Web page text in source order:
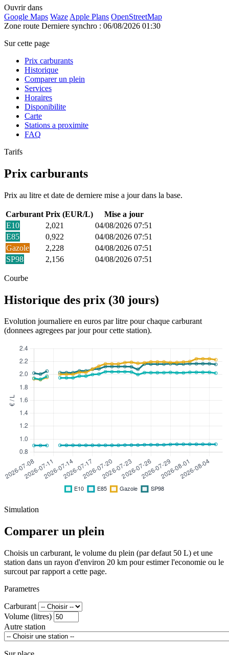
Ouvrir dans
Google Maps Waze Apple Plans OpenStreetMap
Zone route Derniere synchro : 06/08/2026 01:30
Sur cette page
Prix carburants
Historique
Comparer un plein
Services
Horaires
Disponibilite
Carte
Stations a proximite
FAQ
Tarifs
Prix carburants
Prix au litre et date de derniere mise a jour dans la base.
Carburant Prix (EUR/L)
Mise a jour
E10
2,021
04/08/2026 07:51
E85
0,922
04/08/2026 07:51
Gazole
2,228
04/08/2026 07:51
SP98
2,156 04/08/2026 07:51
Courbe
Historique des prix (30 jours)
Evolution journaliere en euros par litre pour chaque carburant
(donnees agregees par jour pour cette station).
Simulation
Comparer un plein
Choisis un carburant, le volume du plein (par defaut 50 L) et une
station dans un rayon d'environ 20 km pour estimer l'economie ou le
surcout par rapport a cette page.
Parametres
Carburant
Volume (litres)
Autre station